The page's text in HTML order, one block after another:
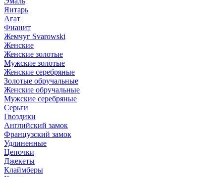
Янтарь
Агат
Фианит
Жемчуг Svarowski
Женские
Женские золотые
Мужские золотые
Женские серебряные
Золотые обручальные
Женские обручальные
Мужские серебряные
Серьги
Гвоздики
Английский замок
Французский замок
Удлиненные
Цепочки
Джекеты
Клаймберы